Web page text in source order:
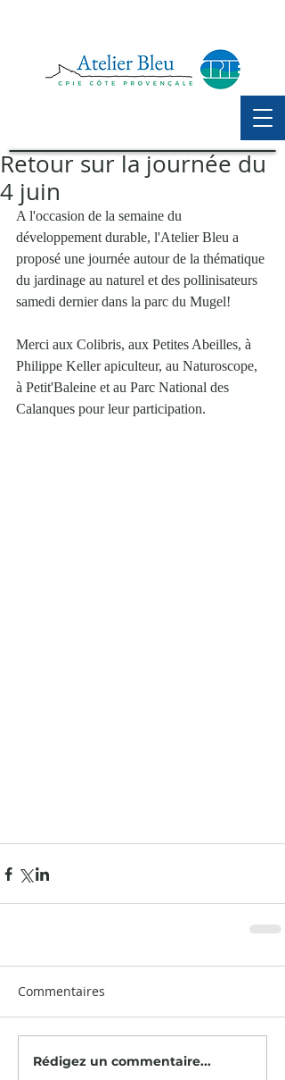
Retour sur la journée du
4 juin
A l'occasion de la semaine du
développement durable, l'Atelier Bleu a
proposé une journée autour de la thématique
du jardinage au naturel et des pollinisateurs
samedi dernier dans la parc du Mugel!
Merci aux Colibris, aux Petites Abeilles, à
Philippe Keller apiculteur, au Naturoscope,
à Petit'Baleine et au Parc National des
Calanques pour leur participation.
Commentaires
Rédigez un commentaire...